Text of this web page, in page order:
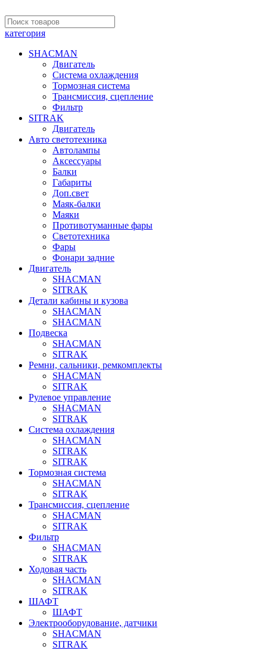
категория
SHACMAN
Двигатель
Система охлаждения
Тормозная система
Трансмиссия, сцепление
Фильтр
SITRAK
Двигатель
Авто светотехника
Автолампы
Аксессуары
Балки
Габариты
Доп.свет
Маяк-балки
Маяки
Противотуманные фары
Светотехника
Фары
Фонари задние
Двигатель
SHACMAN
SITRAK
Детали кабины и кузова
SHACMAN
SHACMAN
Подвеска
SHACMAN
SITRAK
Ремни, сальники, ремкомплекты
SHACMAN
SITRAK
Рулевое управление
SHACMAN
SITRAK
Система охлаждения
SHACMAN
SITRAK
SITRAK
Тормозная система
SHACMAN
SITRAK
Трансмиссия, сцепление
SHACMAN
SITRAK
Фильтр
SHACMAN
SITRAK
Ходовая часть
SHACMAN
SITRAK
ШАФТ
ШАФТ
Электрооборудование, датчики
SHACMAN
SITRAK